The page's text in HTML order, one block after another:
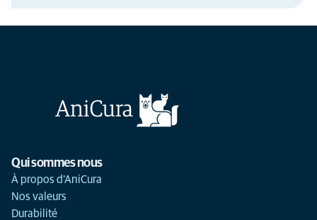
Qui sommes nous
À propos d'AniCura
Nos valeurs
Durabilité